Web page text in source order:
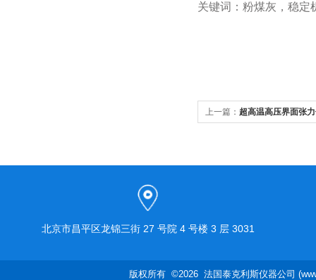
关键词：粉煤灰，稳定
上一篇： 超高温高压界面张
北京市昌平区龙锦三街 27 号院 4 号楼 3 层 3031
版权所有 ©2026 法国泰克利斯仪器公司